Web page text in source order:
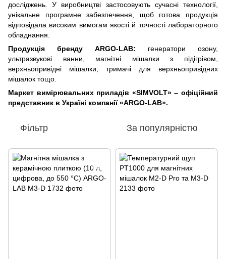
досліджень. У виробництві застосовують сучасні технології,
унікальне програмне забезпечення, щоб готова продукція
відповідала високим вимогам якості й точності лабораторного
обладнання.
Продукція бренду ARGO-LAB: генератори озону,
ультразвукові ванни, магнітні мішалки з підігрівом,
верхньопривідні мішалки, тримачі для верхньопривідних
мішалок тощо.
Маркет вимірювальних приладів «SIMVOLT» – офіційний
представник в Україні компанії «ARGO-LAB».
Фільтр За популярністю